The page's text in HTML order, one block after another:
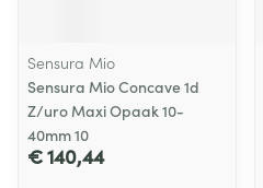
Sensura Mio
Sensura Mio Concave 1d
Z/uro Maxi Opaak 10-
40mm 10
€ 140,44